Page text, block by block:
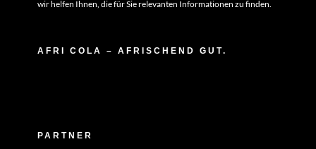
wir helfen Ihnen, die für Sie relevanten Informationen zu finden.
AFRI COLA – AFRISCHEND GUT.
PARTNER